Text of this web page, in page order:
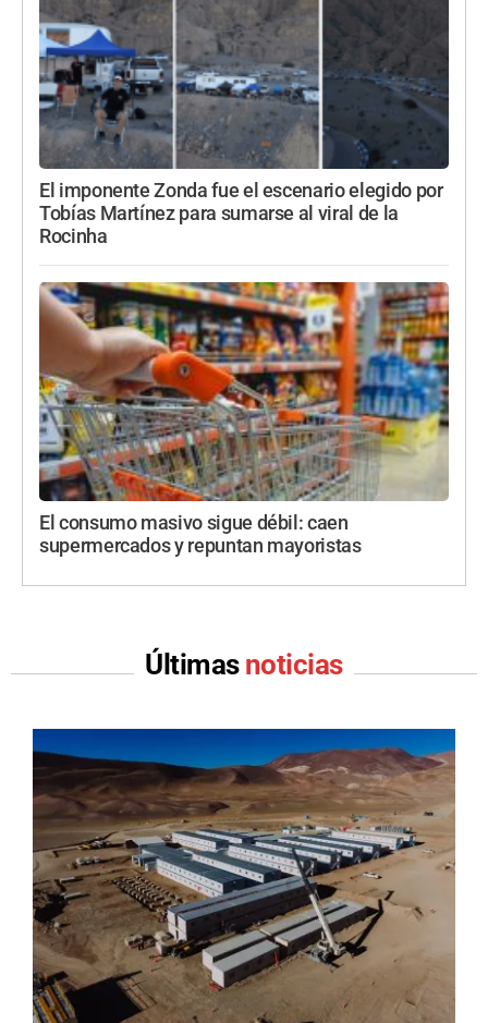
El imponente Zonda fue el escenario elegido por
Tobías Martínez para sumarse al viral de la
Rocinha
El consumo masivo sigue débil: caen
supermercados y repuntan mayoristas
Últimas noticias